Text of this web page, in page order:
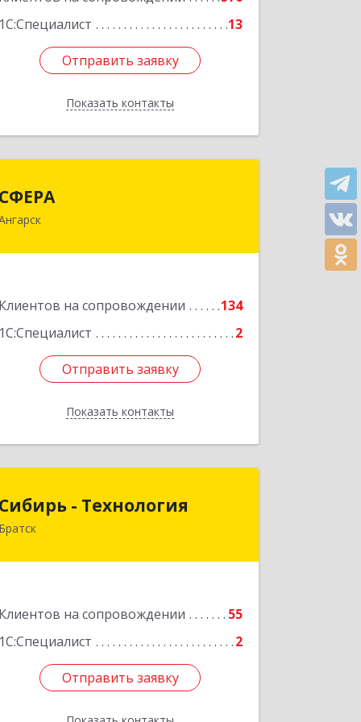
1С:Специалист
13
Отправить заявку
Показать контакты
Отправить заявку
Назад
СФЕРА
Клиентов на сопровождении
134
1С:Специалист
2
Отправить заявку
Показать контакты
665816, Иркутская обл, Ангарск г, 177-
Отправить заявку
Назад
Сибирь - Технология
Братск
Клиентов на сопровождении
55
1С:Специалист
2
Отправить заявку
Подробнее
Отправить заявку